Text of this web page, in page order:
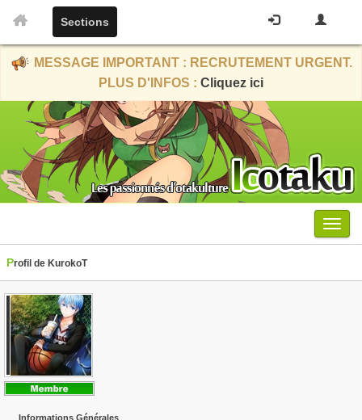
Sections
MESSAGE IMPORTANT : RECRUTEMENT URGENT.
PLUS D'INFOS : Cliquez ici
Menu
Profil de KurokoT
Informations Générales